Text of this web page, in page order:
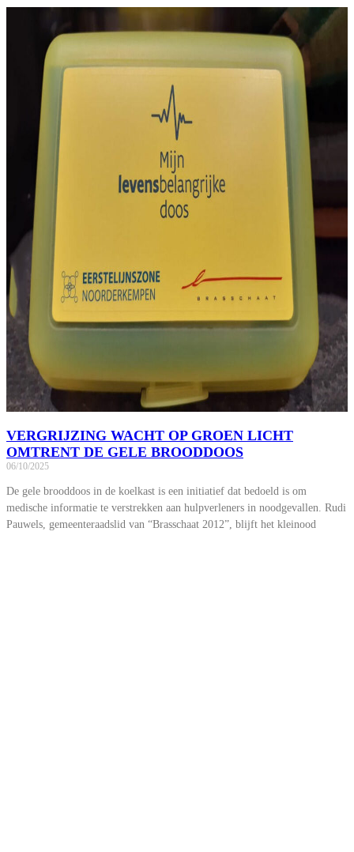
VERGRIJZING WACHT OP GROEN LICHT
OMTRENT DE GELE BROODDOOS
06/10/2025
De gele brooddoos in de koelkast is een initiatief dat bedoeld is om
medische informatie te verstrekken aan hulpverleners in noodgevallen. Rudi
Pauwels, gemeenteraadslid van “Brasschaat 2012”, blijft het kleinood